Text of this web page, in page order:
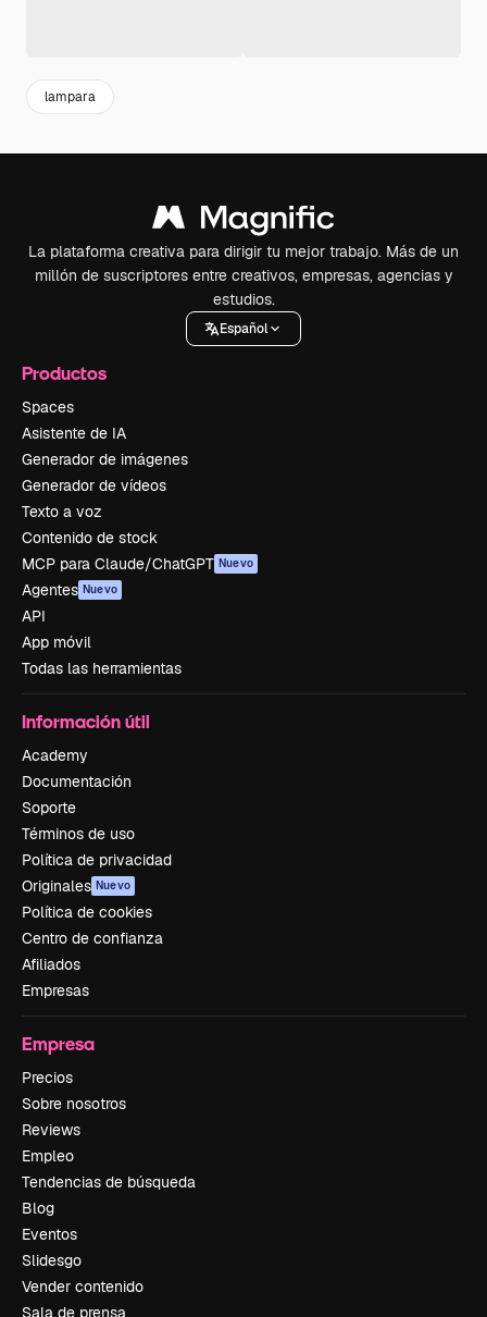
lampara
La plataforma creativa para dirigir tu mejor trabajo. Más de un
millón de suscriptores entre creativos, empresas, agencias y
estudios.
Español
Productos
Spaces
Asistente de IA
Generador de imágenes
Generador de vídeos
Texto a voz
Contenido de stock
MCP para Claude/ChatGPT Nuevo
Agentes Nuevo
API
App móvil
Todas las herramientas
Información útil
Academy
Documentación
Soporte
Términos de uso
Política de privacidad
Originales Nuevo
Política de cookies
Centro de confianza
Afiliados
Empresas
Empresa
Precios
Sobre nosotros
Reviews
Empleo
Tendencias de búsqueda
Blog
Eventos
Slidesgo
Vender contenido
Sala de prensa